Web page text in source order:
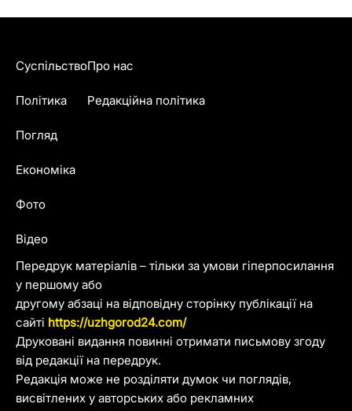
Передрук матеріалів – тільки за умови гіперпосилання
у першому або
другому абзаці на відповідну сторінку публікації на
сайті https://uzhgorod24.com/
Друковані видання повинні отримати письмову згоду
від редакції на передрук.
Редакція може не розділяти думок чи поглядів,
висвітлених у авторських або рекламних
Суспільство
Політика
Погляд
Економіка
Фото
Відео
Про нас
Редакційна політика